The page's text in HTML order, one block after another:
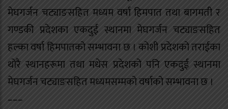
मेघगर्जन चट्याङसहित मध्यम वर्षा हिमपात तथा बागमती र
गण्डकी प्रदेशका एकदुई स्थानमा मेघगर्जन चट्याङसहित
हल्का वर्षा हिमपातको सम्भावना छ । कोशी प्रदेशको तराईका
थोरै स्थानहरूमा तथा मधेस प्रदेशको पनि एकदुई स्थानमा
मेघगर्जन चट्याङसहित मध्यमसम्मको वर्षाको सम्भावना छ ।
–––